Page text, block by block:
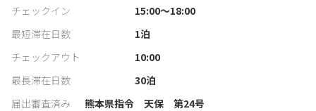
チェックイン
15:00〜18:00
最短滞在日数
1泊
チェックアウト
10:00
最長滞在日数
30泊
届出審査済み
熊本県指令 天保 第24号